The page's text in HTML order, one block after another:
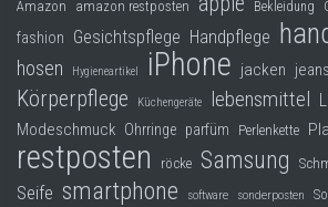
Amazon amazon restposten Bekleidung
fashion Gesichtspflege Handpflege
hosen Hygieneartikel iPhone jacken jeans
Körperpflege Küchengeräte lebensmittel
Modeschmuck Ohrringe parfüm Perlenkette
restposten röcke Samsung
Seife smartphone software sonderposten